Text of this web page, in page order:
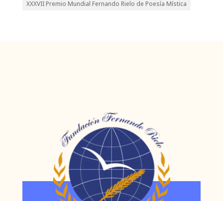
XXXVII Premio Mundial Fernando Rielo de Poesía Mística